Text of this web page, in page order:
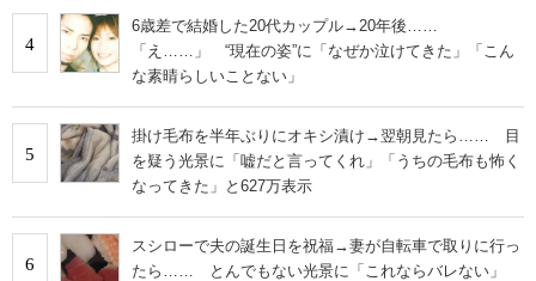
4
6歳差で結婚した20代カップル→20年後……
「え……」 “現在の姿”に「なぜか泣けてきた」「こん
な素晴らしいことない」
5
掛け毛布を半年ぶりにオキシ漬け→翌朝見たら…… 目
を疑う光景に「嘘だと言ってくれ」「うちの毛布も怖く
なってきた」と627万表示
6
スシローで夫の誕生日を祝福→妻が自転車で取りに行っ
たら…… とんでもない光景に「これならバレない」